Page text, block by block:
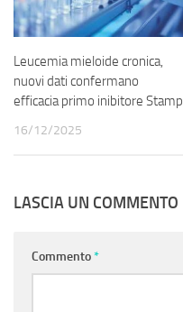
Leucemia mieloide cronica,
nuovi dati confermano
efficacia primo inibitore Stamp
16/12/2025
LASCIA UN COMMENTO
Commento*